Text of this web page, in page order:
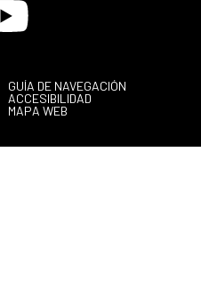
GUÍA DE NAVEGACIÓN
ACCESIBILIDAD
MAPA WEB